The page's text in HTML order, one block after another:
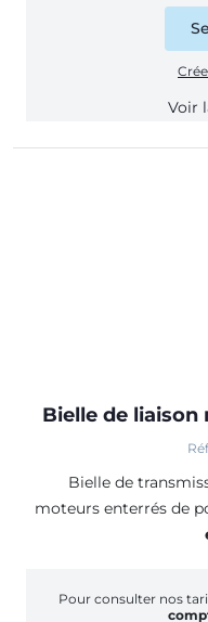
Voir
Bielle de liaison
Bielle de
moteurs enterrés de
Pour consulter nos